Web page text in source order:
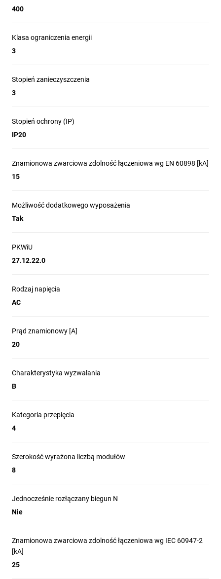
400
Klasa ograniczenia energii
3
Stopień zanieczyszczenia
3
Stopień ochrony (IP)
IP20
Znamionowa zwarciowa zdolność łączeniowa wg EN 60898 [kA]
15
Możliwość dodatkowego wyposażenia
Tak
PKWiU
27.12.22.0
Rodzaj napięcia
AC
Prąd znamionowy [A]
20
Charakterystyka wyzwalania
B
Kategoria przepięcia
4
Szerokość wyrażona liczbą modułów
8
Jednocześnie rozłączany biegun N
Nie
Znamionowa zwarciowa zdolność łączeniowa wg IEC 60947-2
[kA]
25